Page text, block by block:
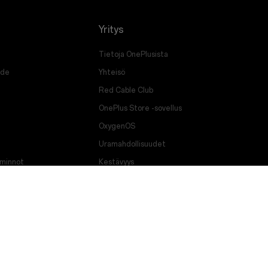
Yritys
Tietoja OnePlusista
Yhteisö
Red Cable Club
OnePlus Store -sovellus
OxygenOS
Uramahdollisuudet
Kestävyys